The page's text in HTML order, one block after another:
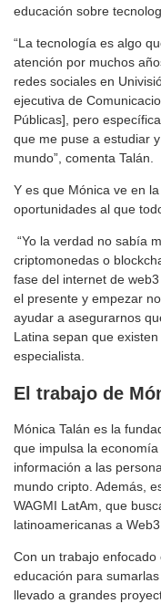
educación sobre
“La tecnología es algo
atención por muchos
redes sociales en
ejecutiva de
Públicas], pero
que me puse a estudiar
mundo”, comenta Talán.
Y es que Mónica ve en
oportunidades al que
“Yo la verdad no sabía
criptomonedas o
fase del internet de
el presente y empezar
ayudar a asegurarnos
Latina sepan que
especialista.
El trabajo de
Mónica Talán es la
que impulsa la
información a las
mundo cripto. Además,
WAGMI LatAm, que
latinoamericanas a Web3.
Con un trabajo
educación para
llevado a grandes